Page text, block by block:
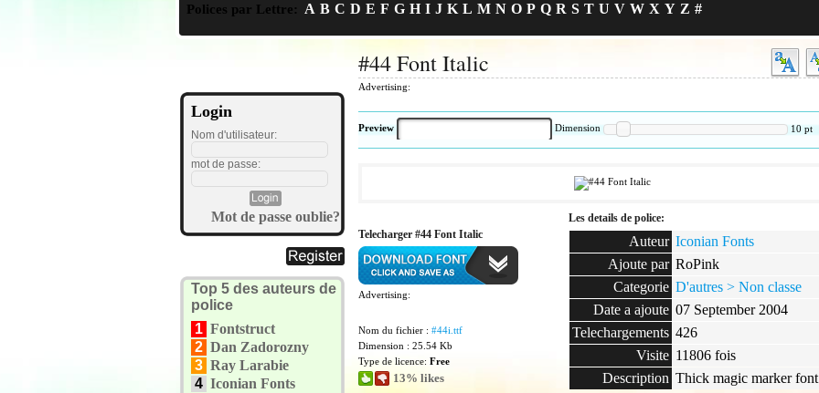
Polices par Lettre: A B C D E F G H I J K L M N O P Q R S T U V W X Y Z #
Login
Nom d'utilisateur:
mot de passe:
Mot de passe oublie?
Top 5 des auteurs de
police
1 Fontstruct
2 Dan Zadorozny
3 Ray Larabie
4 Iconian Fonts
#44 Font Italic
Advertising:
Preview Dimension 10 pt
Telecharger #44 Font Italic
Advertising:
Nom du fichier : #44i.ttf
Dimension : 25.54 Kb
Type de licence: Free
13% likes
Les details de police:
Auteur Iconian Fonts
Ajoute par RoPink
Categorie D'autres > Non classe
Date a ajoute 07 September 2004
Telechargements 426
Visite 11806 fois
Description Thick magic marker